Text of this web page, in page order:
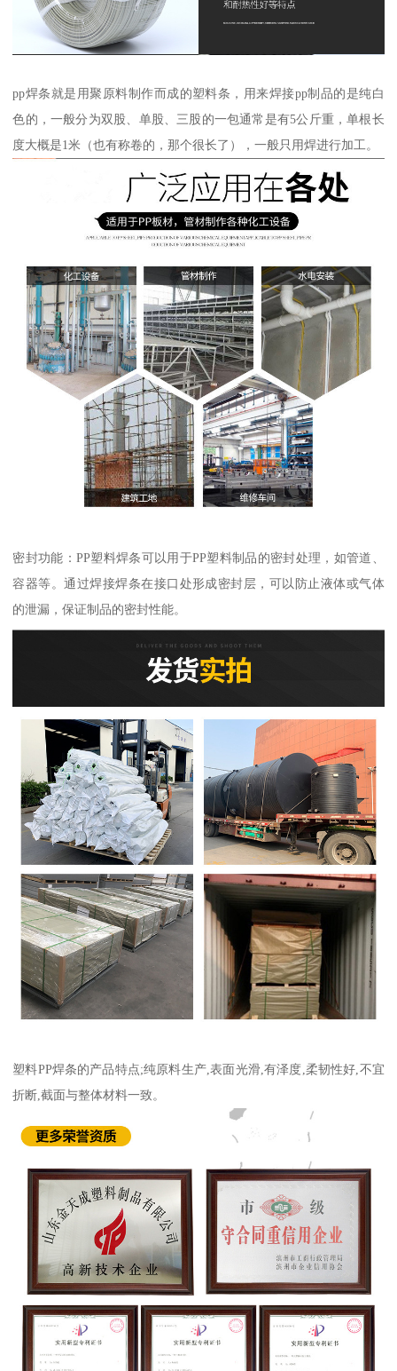
pp焊条就是用聚原料制作而成的塑料条，用来焊接pp制品的是纯白
色的，一般分为双股、单股、三股的一包通常是有5公斤重，单根长
度大概是1米（也有称卷的，那个很长了），一般只用焊进行加工。
密封功能：PP塑料焊条可以用于PP塑料制品的密封处理，如管道、
容器等。通过焊接焊条在接口处形成密封层，可以防止液体或气体
的泄漏，保证制品的密封性能。
塑料PP焊条的产品特点;纯原料生产,表面光滑,有泽度,柔韧性好,不宜
折断,截面与整体材料一致。